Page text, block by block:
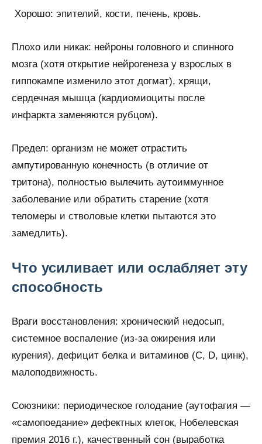
Хорошо: эпителий, кости, печень, кровь.
Плохо или никак: нейроны головного и спинного
мозга (хотя открытие нейрогенеза у взрослых в
гиппокампе изменило этот догмат), хрящи,
сердечная мышца (кардиомиоциты после
инфаркта заменяются рубцом).
Предел: организм не может отрастить
ампутированную конечность (в отличие от
тритона), полностью вылечить аутоиммунное
заболевание или обратить старение (хотя
теломеры и стволовые клетки пытаются это
замедлить).
Что усиливает или ослабляет эту
способность
Враги восстановления: хронический недосып,
системное воспаление (из-за ожирения или
курения), дефицит белка и витаминов (C, D, цинк),
малоподвижность.
Союзники: периодическое голодание (аутофагия —
«самопоедание» дефектных клеток, Нобелевская
премия 2016 г.), качественный сон (выработка